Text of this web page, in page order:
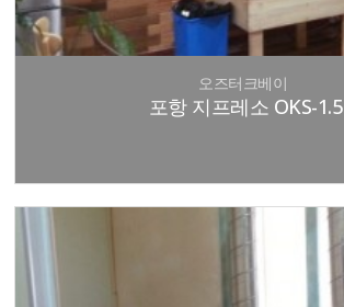
오즈터크베이
포항 지프레소 OKS-1.5